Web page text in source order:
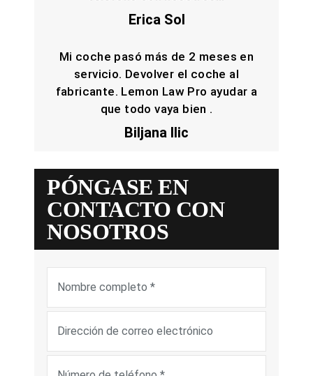
PÓNGASE EN
CONTACTO CON
NOSOTROS
Erica Sol
Mi coche pasó más de 2 meses en
servicio. Devolver el coche al
fabricante. Lemon Law Pro ayudar a
que todo vaya bien .
Biljana Ilic